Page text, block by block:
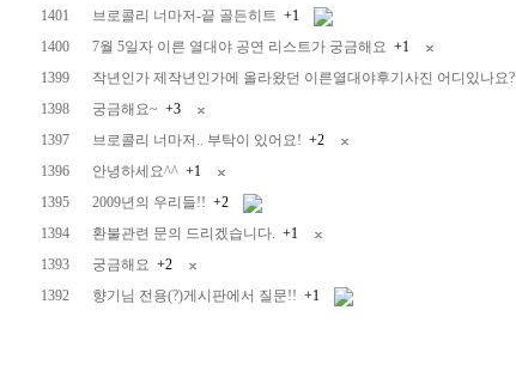
1401
브로콜리 너마저-끝 골든히트 +1
1400
7월 5일자 이른 열대야 공연 리스트가 궁금해요 +1
1399
작년인가 제작년인가에 올라왔던 이른열대야후기사진 어디있나요?
1398
궁금해요~ +3
1397
브로콜리 너마저.. 부탁이 있어요! +2
1396
안녕하세요^^ +1
1395
2009년의 우리들!! +2
1394
환불관련 문의 드리겠습니다. +1
1393
궁금해요 +2
1392
향기님 전용(?)게시판에서 질문!! +1